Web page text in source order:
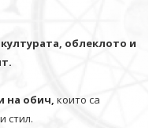
облеклото и
на обич, които са
стил.